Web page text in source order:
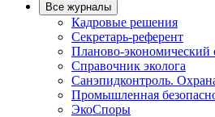
Все журналы
Кадровые решения
Секретарь-референт
Планово-экономический
Справочник эколога
Санэпидконтроль.
Промышленная
ЭкоСпоры